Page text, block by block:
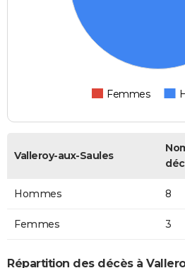
Femmes
Valleroy-aux-Saules
Hommes 8
Femmes 3
Répartition des décès à